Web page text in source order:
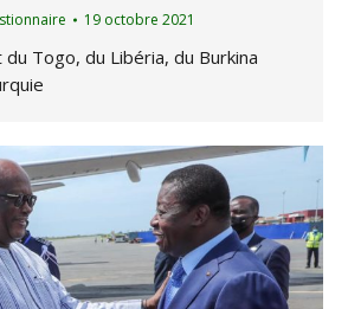
19 octobre 2021
du Togo, du Libéria, du Burkina